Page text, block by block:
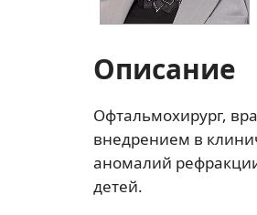
Описание
Офтальмохирург,
внедрением в
аномалий
детей.